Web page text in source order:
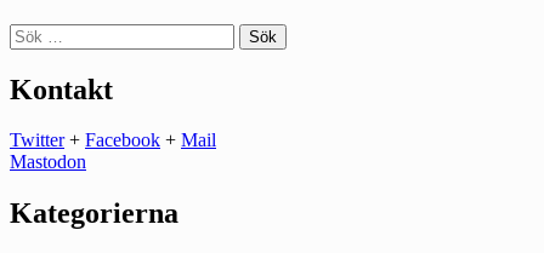
Sök
efter:
Kontakt
Twitter+ Facebook + Mail
Mastodon
Kategorierna